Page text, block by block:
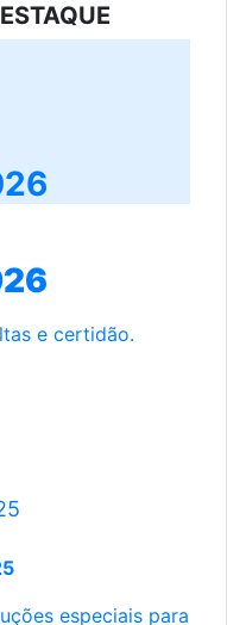
e certidão.
especiais para